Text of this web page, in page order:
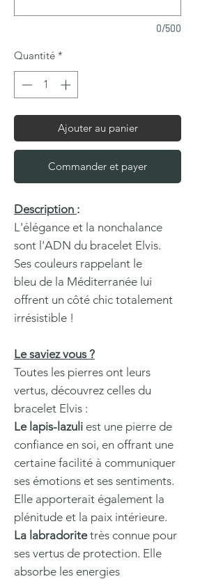
0/500
Quantité *
Ajouter au panier
Commander et payer
Description :
L'élégance et la nonchalance
sont l'ADN du bracelet Elvis.
Ses couleurs rappelant le
bleu de la Méditerranée lui
offrent un côté chic totalement
irrésistible !
Le saviez vous ?
Toutes les pierres ont leurs
vertus, découvrez celles du
bracelet Elvis :
Le lapis-lazuli est une pierre de
confiance en soi, en offrant une
certaine facilité à communiquer
ses émotions et ses sentiments.
Elle apporterait également la
plénitude et la paix intérieure.
La labradoritetrès connue pour
ses vertus de protection. Elle
absorbe les energies